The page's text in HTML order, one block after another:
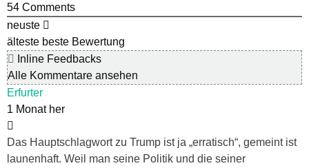
54 Comments
neuste
älteste beste Bewertung
Inline Feedbacks
Alle Kommentare ansehen
Erfurter
1 Monat her
Das Hauptschlagwort zu Trump ist ja „erratisch“, gemeint ist
launenhaft. Weil man seine Politik und die seiner